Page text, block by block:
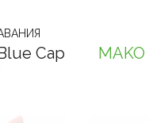
Cap
MAKO